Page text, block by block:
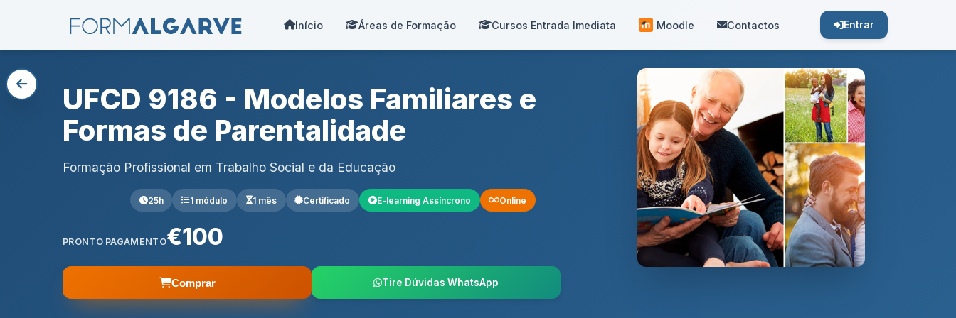
Início Áreas de Formação Cursos Entrada Imediata Moodle Contactos Entrar
UFCD 9186 - Modelos Familiares e
Formas de Parentalidade
Formação Profissional em Trabalho Social e da Educação
25h 1 módulo 1 mês Certificado E-learning Assíncrono Online
PRONTO PAGAMENTO€100
Comprar Tire Dúvidas WhatsApp